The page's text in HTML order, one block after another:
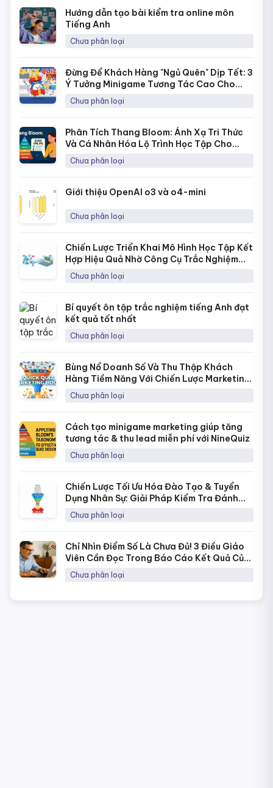
Hướng dẫn tạo bài kiểm tra online môn
Tiếng Anh
Chưa phân loại
Đừng Để Khách Hàng "Ngủ Quên" Dịp Tết: 3
Ý Tưởng Minigame Tương Tác Cao Cho
Fanpage Với Quick Quiz
Chưa phân loại
Phân Tích Thang Bloom: Ánh Xạ Tri Thức
Và Cá Nhân Hóa Lộ Trình Học Tập Cho
Từng Học Sinh
Chưa phân loại
Giới thiệu OpenAI o3 và o4-mini
Chưa phân loại
Chiến Lược Triển Khai Mô Hình Học Tập Kết
Hợp Hiệu Quả Nhờ Công Cụ Trắc Nghiệm
Online
Chưa phân loại
Bí quyết ôn tập trắc nghiệm tiếng Anh đạt
kết quả tốt nhất
Chưa phân loại
Bùng Nổ Doanh Số Và Thu Thập Khách
Hàng Tiềm Năng Với Chiến Lược Marketing
Bằng Quick Quiz
Chưa phân loại
Cách tạo minigame marketing giúp tăng
tương tác & thu lead miễn phí với NineQuiz
Chưa phân loại
Chiến Lược Tối Ưu Hóa Đào Tạo & Tuyển
Dụng Nhân Sự: Giải Pháp Kiểm Tra Đánh
Giá Năng Lực Thời 4.0
Chưa phân loại
Chỉ Nhìn Điểm Số Là Chưa Đủ! 3 Điều Giáo
Viên Cần Đọc Trong Báo Cáo Kết Quả Của
NineQuiz Để Hiểu Học Sinh Hơn
Chưa phân loại